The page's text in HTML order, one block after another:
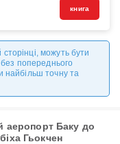
книга
сторінці, можуть бути
попереднього
найбільш точну та
аеропорт Баку до
Гьокчен